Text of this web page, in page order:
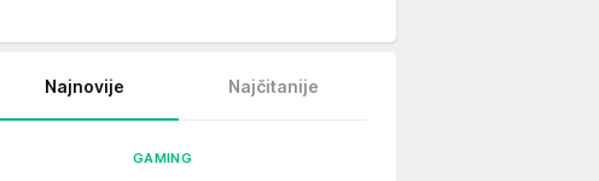
Najnovije Najčitanije
GAMING